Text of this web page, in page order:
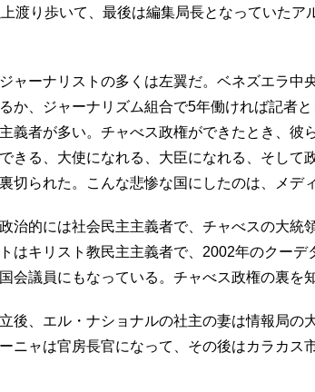
渡り歩いて、最後は編集局長となっていたア
ャーナリストの多くは左翼だ。ベネズエラ中
か、ジャーナリズム組合で5年働ければ記者
義者が多い。チャべス政権ができたとき、彼
きる、大使になれる、大臣になれる、そして
切られた。こんな悲惨な国にしたのは、メデ
治的には社会民主主義者で、チャべスの大統
はキリスト教民主主義者で、2002年のクーデ
会議員にもなっている。チャべス政権の裏を
後、エル・ナショナルの社主の妻は情報局の
ニャは官房長官になって、その後はカラカス